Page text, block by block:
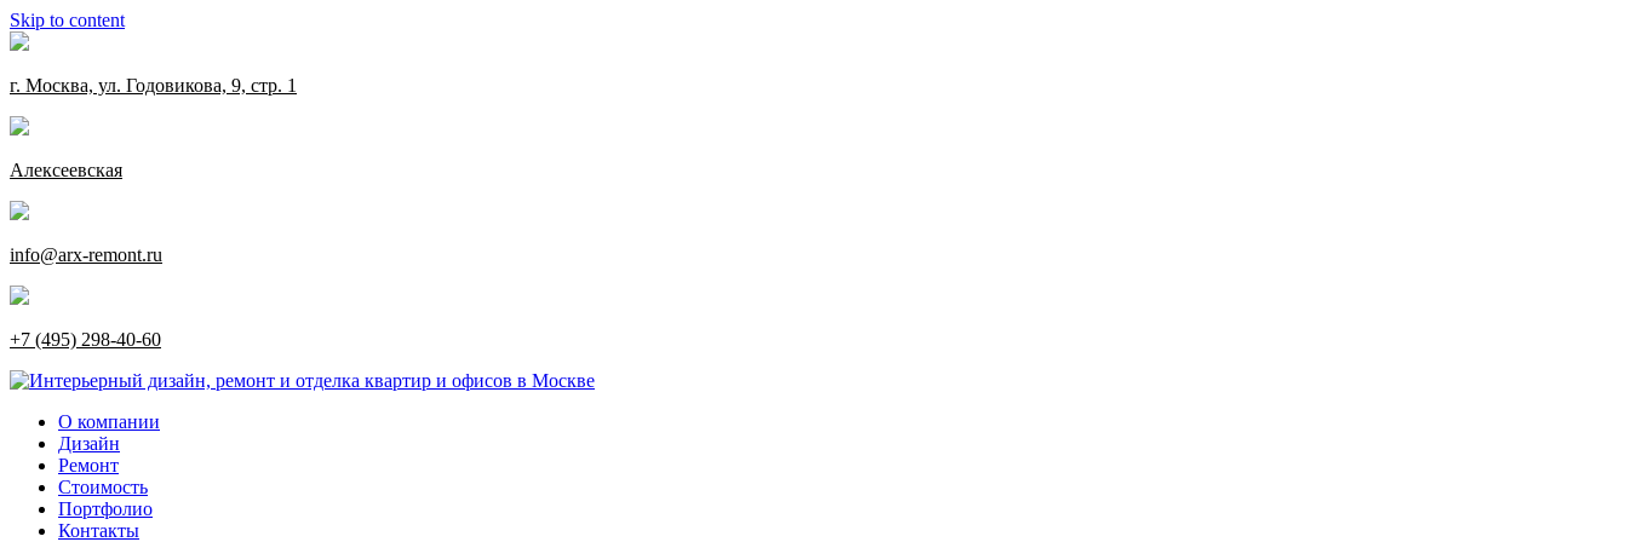
Skip to content
г. Москва, ул. Годовикова, 9, стр. 1
Алексеевская
info@arx-remont.ru
+7 (495) 298-40-60
О компании
Дизайн
Ремонт
Стоимость
Портфолио
Контакты